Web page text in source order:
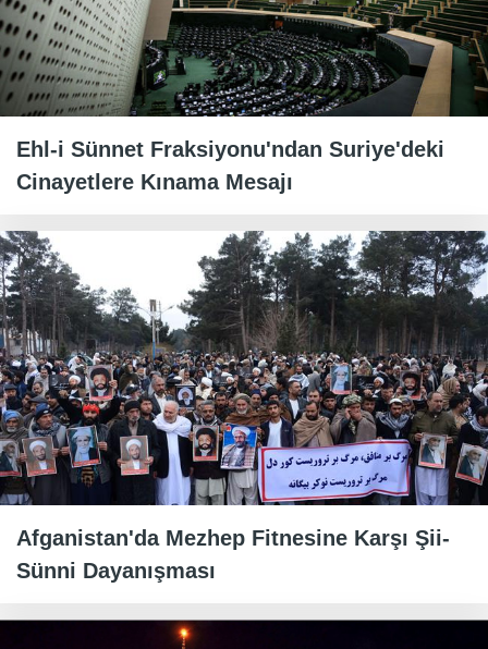
Ehl-i Sünnet Fraksiyonu'ndan Suriye'deki
Cinayetlere Kınama Mesajı
Afganistan'da Mezhep Fitnesine Karşı Şii-
Sünni Dayanışması